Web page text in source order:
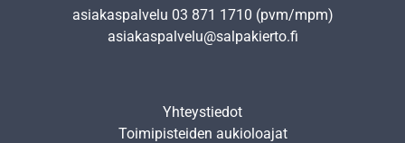
asiakaspalvelu 03 871 1710 (pvm/mpm)
asiakaspalvelu@salpakierto.fi
Yhteystiedot
Toimipisteiden aukioloajat